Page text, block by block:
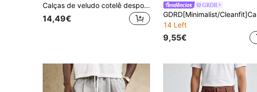
Calças de veludo cotelê desportivas largas para homem, 1 peça, estilo minimalista, cor lisa, corte casual de perna larga, cintura com cordão, bolsos grandes, adequadas para caminhadas diárias, trabalho, viagens e outras ocasiões. Presente perfeito para o Dia do Pai para o pai
14,49€
GRDR
14 Left
9,55€